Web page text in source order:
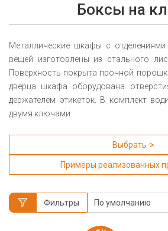
Боксы на
Металлические шкафы с
вещей изготовлены из стального
Поверхность покрыта прочной
дверца шкафа оборудована
держателем этикеток. В комплект
двумя ключами.
Выбрать
Примеры реализованных
Фильтры